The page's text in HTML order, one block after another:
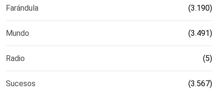
Farándula (3.190)
Mundo (3.491)
Radio (5)
Sucesos (3.567)